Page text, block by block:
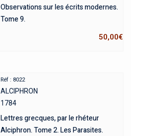
Observations sur les écrits modernes.
Tome 9.
50,00€
Réf : 8022
ALCIPHRON
1784
Lettres grecques, par le rhéteur
Alciphron. Tome 2. Les Parasites.